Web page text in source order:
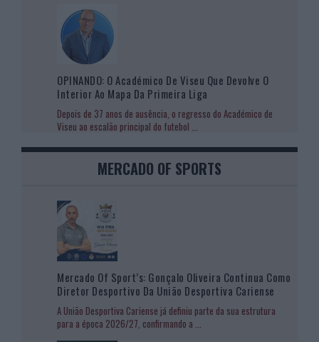
OPINANDO: O Académico De Viseu Que Devolve O
Interior Ao Mapa Da Primeira Liga
Depois de 37 anos de ausência, o regresso do Académico de
Viseu ao escalão principal do futebol ...
MERCADO OF SPORTS
Mercado Of Sport’s: Gonçalo Oliveira Continua Como
Diretor Desportivo Da União Desportiva Cariense
A União Desportiva Cariense já definiu parte da sua estrutura
para a época 2026/27, confirmando a ...